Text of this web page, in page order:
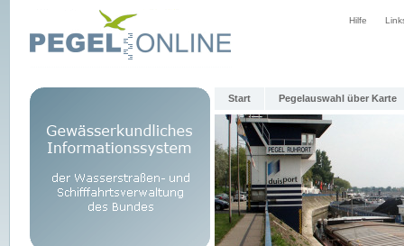
Hilfe
Start Pegelauswahl über Karte